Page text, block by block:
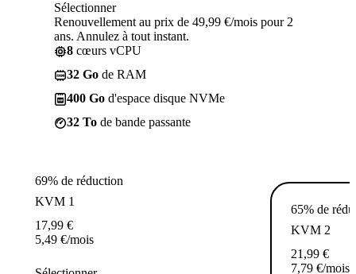
Sélectionner
Renouvellement au prix de 49,99 €/mois pour 2
ans. Annulez à tout instant.
8 cœurs vCPU
32 Go de RAM
400 Go d'espace disque NVMe
32 To de bande passante
69% de réduction
KVM 1
17,99 €
5,49 €/mois
65% de
KVM 2
21,99 €
7,79 €/mois